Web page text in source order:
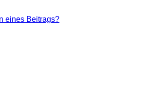
eines Beitrags?